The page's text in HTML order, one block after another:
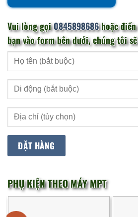
Vui lòng gọi0845898686hoặc điền
bạn vào form bên dưới, chúng tôi
PHỤ KIỆN THEO MÁY MPT